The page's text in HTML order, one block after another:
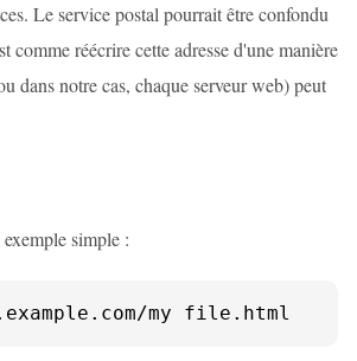
Le service postal pourrait être confondu
comme réécrire cette adresse d'une manière
dans notre cas, chaque serveur web) peut
simple :
my file.html